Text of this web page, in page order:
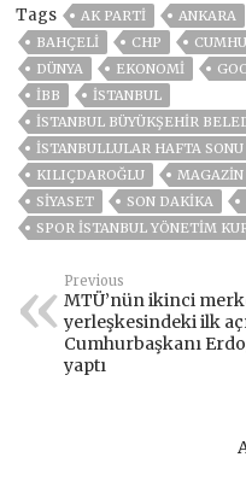
Tags AK PARTİ ANKARA
BAHÇELİ
CHP
DÜNYA
EKONOMİ
İBB
ISTANBUL
İSTANBUL BÜYÜKŞEHIR
İSTANBULLULAR HAFTA
KILIÇDAROĞLU
MAGAZİN
SİYASET
SON DAKIKA
SPOR İSTANBUL YÖNETIM
Previous
MTÜ’nün ikinci
yerleşkesindeki ilk
Cumhurbaşkanı
yaptı